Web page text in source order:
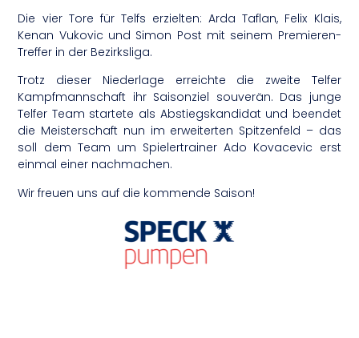
Die vier Tore für Telfs erzielten: Arda Taflan, Felix Klais,
Kenan Vukovic und Simon Post mit seinem Premieren-
Treffer in der Bezirksliga.
Trotz dieser Niederlage erreichte die zweite Telfer
Kampfmannschaft ihr Saisonziel souverän. Das junge
Telfer Team startete als Abstiegskandidat und beendet
die Meisterschaft nun im erweiterten Spitzenfeld – das
soll dem Team um Spielertrainer Ado Kovacevic erst
einmal einer nachmachen.
Wir freuen uns auf die kommende Saison!